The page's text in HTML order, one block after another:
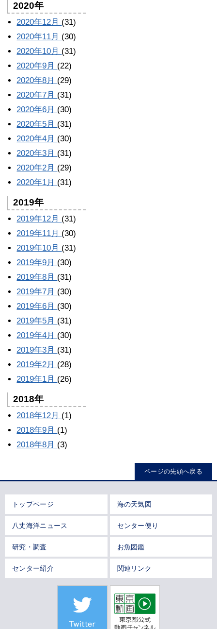
2020年
2020年12月 (31)
2020年11月 (30)
2020年10月 (31)
2020年9月 (22)
2020年8月 (29)
2020年7月 (31)
2020年6月 (30)
2020年5月 (31)
2020年4月 (30)
2020年3月 (31)
2020年2月 (29)
2020年1月 (31)
2019年
2019年12月 (31)
2019年11月 (30)
2019年10月 (31)
2019年9月 (30)
2019年8月 (31)
2019年7月 (30)
2019年6月 (30)
2019年5月 (31)
2019年4月 (30)
2019年3月 (31)
2019年2月 (28)
2019年1月 (26)
2018年
2018年12月 (1)
2018年9月 (1)
2018年8月 (3)
ページの先頭へ戻る
トップページ 海の天気図
八丈海洋ニュース センター便り
研究・調査 お魚図鑑
センター紹介 関連リンク